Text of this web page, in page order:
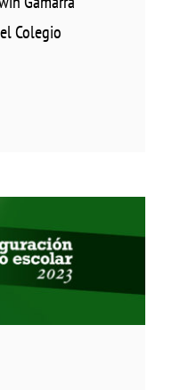
Colegio